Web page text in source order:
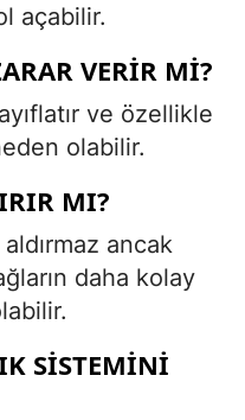
açabilir.
VERIR MI?
ve özellikle
olabilir.
MI?
ancak
daha kolay
SISTEMINI